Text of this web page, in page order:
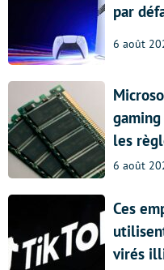
par
6 août
les
6 août
Ces
virés